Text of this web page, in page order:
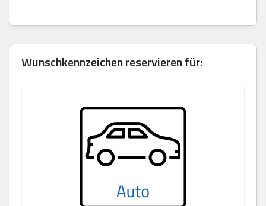
Wunschkennzeichen reservieren für: